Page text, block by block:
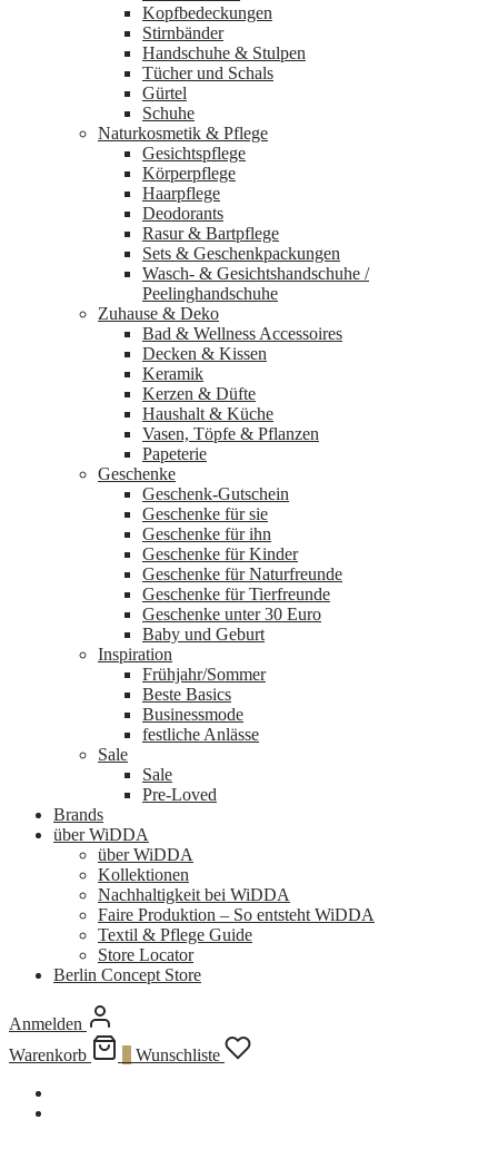
Kopfbedeckungen
Stirnbänder
Handschuhe & Stulpen
Tücher und Schals
Gürtel
Schuhe
Naturkosmetik & Pflege
Gesichtspflege
Körperpflege
Haarpflege
Deodorants
Rasur & Bartpflege
Sets & Geschenkpackungen
Wasch‑ & Gesichtshandschuhe /
Peelinghandschuhe
Zuhause & Deko
Bad & Wellness Accessoires
Decken & Kissen
Keramik
Kerzen & Düfte
Haushalt & Küche
Vasen, Töpfe & Pflanzen
Papeterie
Geschenke
Geschenk-Gutschein
Geschenke für sie
Geschenke für ihn
Geschenke für Kinder
Geschenke für Naturfreunde
Geschenke für Tierfreunde
Geschenke unter 30 Euro
Baby und Geburt
Inspiration
Frühjahr/Sommer
Beste Basics
Businessmode
festliche Anlässe
Sale
Sale
Pre-Loved
Brands
über WiDDA
über WiDDA
Kollektionen
Nachhaltigkeit bei WiDDA
Faire Produktion – So entsteht WiDDA
Textil & Pflege Guide
Store Locator
Berlin Concept Store
Anmelden
Warenkorb
Wunschliste